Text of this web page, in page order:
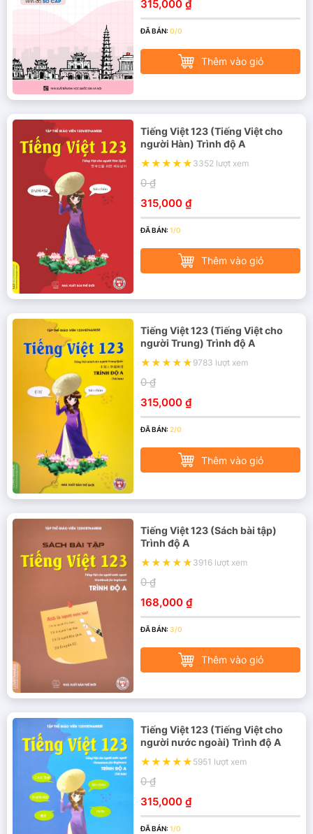
315,000 ₫
ĐÃ BÁN:0/0
Thêm vào giỏ
Tiếng Việt 123 (Tiếng Việt cho
người Hàn) Trình độ A
3352 lượt xem
0 ₫
315,000 ₫
ĐÃ BÁN:1/0
Thêm vào giỏ
Tiếng Việt 123 (Tiếng Việt cho
người Trung) Trình độ A
9783 lượt xem
0 ₫
315,000 ₫
ĐÃ BÁN:2/0
Thêm vào giỏ
Tiếng Việt 123 (Sách bài tập)
Trình độ A
3916 lượt xem
0 ₫
168,000 ₫
ĐÃ BÁN:3/0
Thêm vào giỏ
Tiếng Việt 123 (Tiếng Việt cho
người nước ngoài) Trình độ A
5951 lượt xem
0 ₫
315,000 ₫
ĐÃ BÁN:1/0